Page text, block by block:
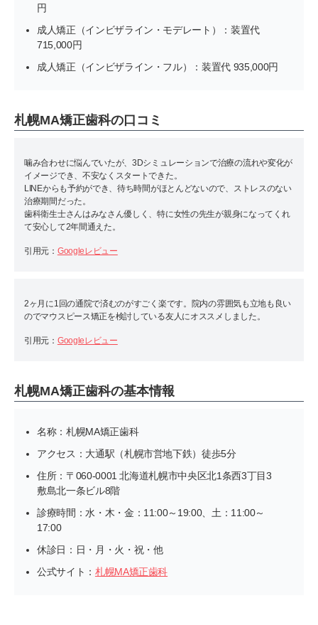
円
成人矯正（インビザライン・モデレート）：装置代
715,000円
成人矯正（インビザライン・フル）：装置代 935,000円
札幌MA矯正歯科の口コミ
噛み合わせに悩んでいたが、3Dシミュレーションで治療の流れや変化が
イメージでき、不安なくスタートできた。
LINEからも予約ができ、待ち時間がほとんどないので、ストレスのない
治療期間だった。
歯科衛生士さんはみなさん優しく、特に女性の先生が親身になってくれ
て安心して2年間通えた。
引用元： Googleレビュー
2ヶ月に1回の通院で済むのがすごく楽です。院内の雰囲気も立地も良い
のでマウスピース矯正を検討している友人にオススメしました。
引用元： Googleレビュー
札幌MA矯正歯科の基本情報
名称：札幌MA矯正歯科
アクセス：大通駅（札幌市営地下鉄）徒歩5分
住所：〒060-0001 北海道札幌市中央区北1条西3丁目3
敷島北一条ビル8階
診療時間：水・木・金：11:00～19:00、土：11:00～
17:00
休診日：日・月・火・祝・他
公式サイト： 札幌MA矯正歯科